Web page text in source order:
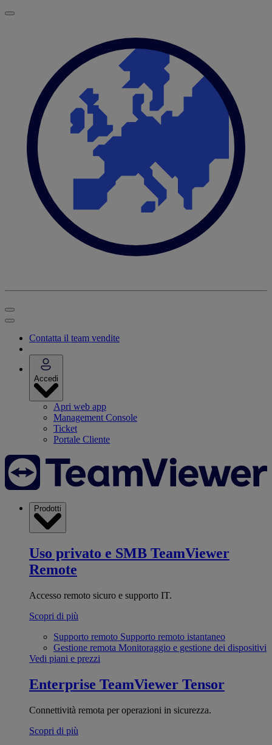
Contatta il team vendite
Accedi
Apri web app
Management Console
Ticket
Portale Cliente
Prodotti
Uso privato e SMB TeamViewer
Remote
Accesso remoto sicuro e supporto IT.
Scopri di più
Supporto remoto Supporto remoto istantaneo
Gestione remota Monitoraggio e gestione dei dispositivi
Vedi piani e prezzi
Enterprise TeamViewer Tensor
Connettività remota per operazioni in sicurezza.
Scopri di più